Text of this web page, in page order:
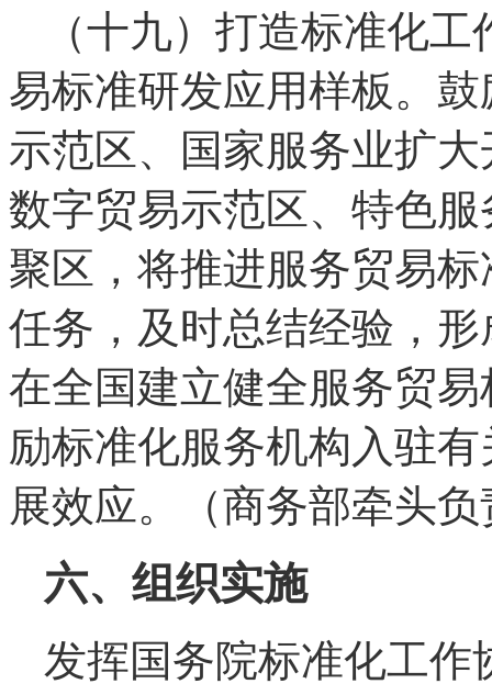
（十九）打造标准化
易标准研发应用样板。
示范区、国家服务业扩
数字贸易示范区、特色
聚区，将推进服务贸易
任务，及时总结经验，
在全国建立健全服务贸
励标准化服务机构入驻
展效应。（商务部牵头负
六、组织实施
发挥国务院标准化工作